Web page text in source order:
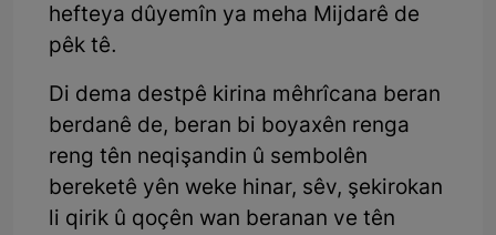
hefteya dûyemîn ya meha Mijdarê de
pêk tê.
Di dema destpê kirina mêhrîcana beran
berdanê de, beran bi boyaxên renga
reng tên neqişandin û sembolên
bereketê yên weke hinar, sêv, şekirokan
li qirik û qoçên wan beranan ve tên